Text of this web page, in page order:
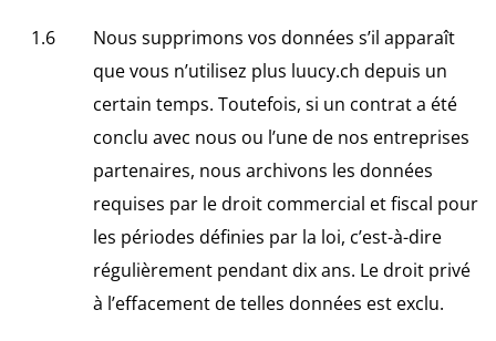
Nous supprimons vos données s’il apparaît
que vous n’utilisez plus luucy.ch depuis un
certain temps. Toutefois, si un contrat a été
conclu avec nous ou l’une de nos entreprises
partenaires, nous archivons les données
requises par le droit commercial et fiscal pour
les périodes définies par la loi, c’est-à-dire
régulièrement pendant dix ans. Le droit privé
à l’effacement de telles données est exclu.